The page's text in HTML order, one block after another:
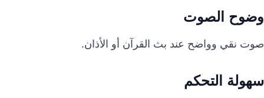
وضوح الصوت
صوت نقي وواضح عند بث القرآن أو الأذان.
سهولة التحكم